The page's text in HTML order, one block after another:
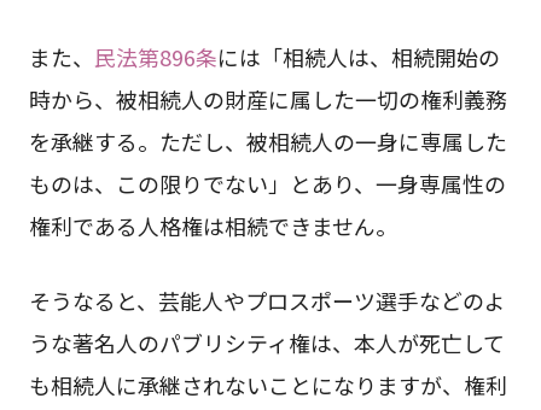
また、 民法第896条には「相続人は、相続開始の
時から、被相続人の財産に属した一切の権利義務
を承継する。ただし、被相続人の一身に専属した
ものは、この限りでない」とあり、一身専属性の
権利である人格権は相続できません。
そうなると、芸能人やプロスポーツ選手などのよ
うな著名人のパブリシティ権は、本人が死亡して
も相続人に承継されないことになりますが、権利